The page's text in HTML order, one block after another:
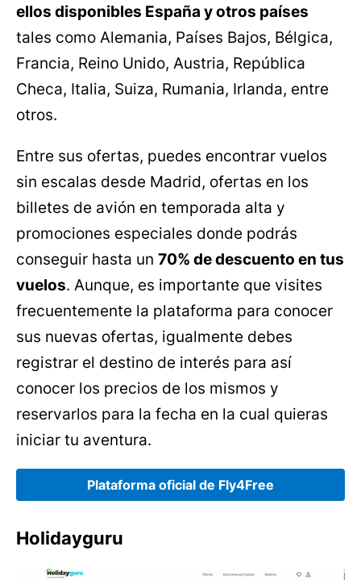
ellos disponibles España y otros países
tales como Alemania, Países Bajos, Bélgica,
Francia, Reino Unido, Austria, República
Checa, Italia, Suiza, Rumania, Irlanda, entre
otros.
Entre sus ofertas, puedes encontrar vuelos
sin escalas desde Madrid, ofertas en los
billetes de avión en temporada alta y
promociones especiales donde podrás
conseguir hasta un 70% de descuento en tus
vuelos. Aunque, es importante que visites
frecuentemente la plataforma para conocer
sus nuevas ofertas, igualmente debes
registrar el destino de interés para así
conocer los precios de los mismos y
reservarlos para la fecha en la cual quieras
iniciar tu aventura.
Plataforma oficial de Fly4Free
Holidayguru